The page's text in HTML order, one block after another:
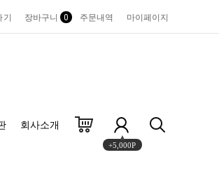
장바구니 0 주문내역 마이페이지
회사소개
+5,000P